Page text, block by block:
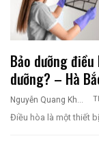
Bảo dưỡng
dưỡng? – Hà
Nguyễn Quang Khương
Điều hòa là một thiết